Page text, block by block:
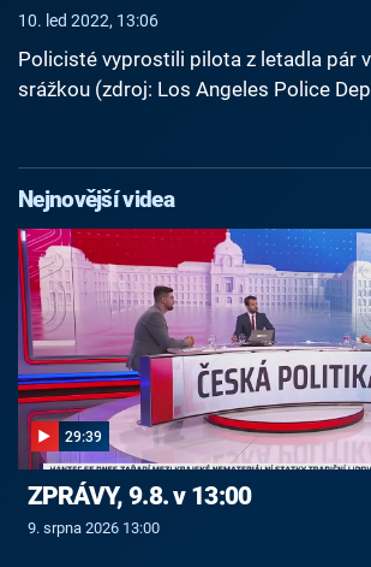
10. led 2022, 13:06
Policisté vyprostili pilota z letadla pár
srážkou (zdroj: Los Angeles Police
Nejnovější videa
29:39
ZPRÁVY, 9.8. v 13:00
9. srpna 2026 13:00